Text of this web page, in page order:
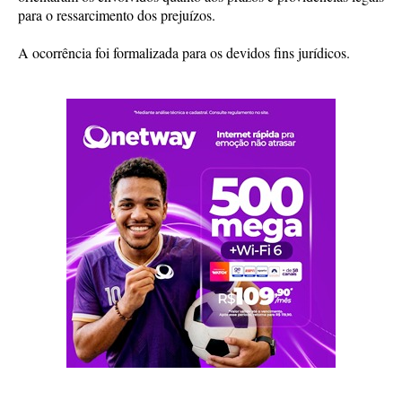
para o ressarcimento dos prejuízos.
A ocorrência foi formalizada para os devidos fins jurídicos.